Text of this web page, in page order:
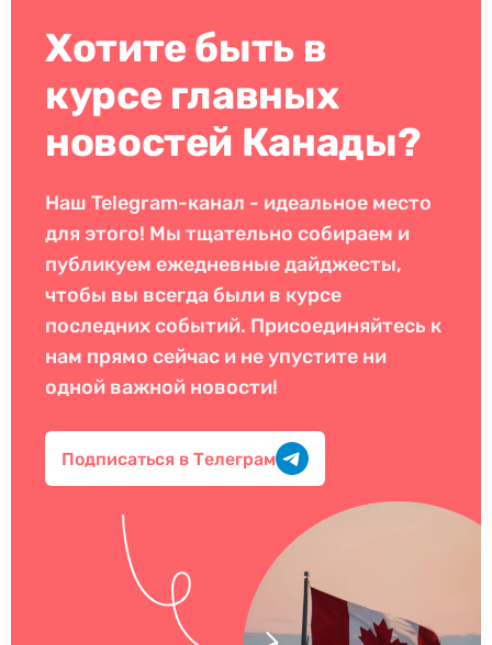
Хотите быть в
курсе главных
новостей Канады?
Наш Telegram-канал - идеальное место
для этого! Мы тщательно собираем и
публикуем ежедневные дайджесты,
чтобы вы всегда были в курсе
последних событий. Присоединяйтесь к
нам прямо сейчас и не упустите ни
одной важной новости!
Подписаться в Телеграм